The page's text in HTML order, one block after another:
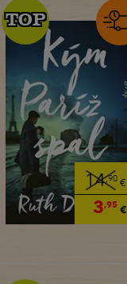
14,90€
3,95€
TOP
TOP